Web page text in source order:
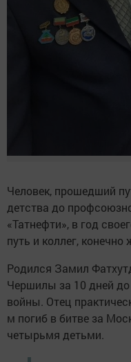
Человек, прошедший
детства до
«Татнефти», в год
путь и коллег, конечно
Родился Замил
Чершилы за 10 дней до
войны. Отец
м погиб в битве за
четырьмя детьми.